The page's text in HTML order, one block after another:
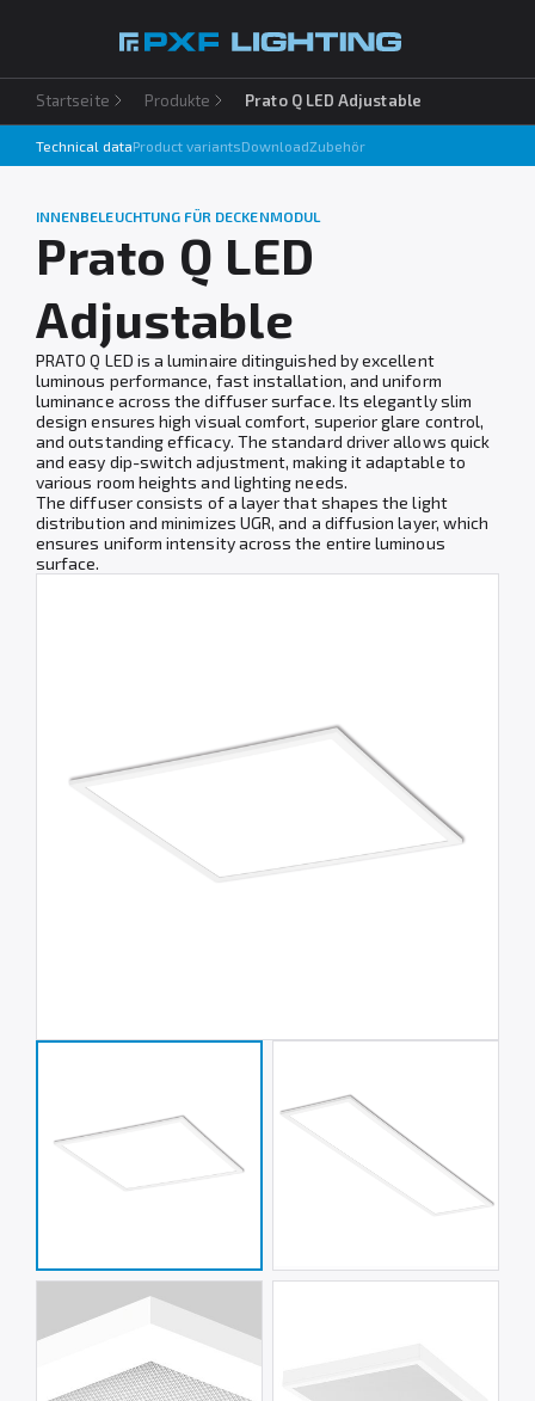
Produkte
Inspirationen
Unternehmen
Download
Kontakt
Startseite Produkte Prato Q LED Adjustable
Technical dataProduct variantsDownloadZubehör
INNENBELEUCHTUNG FÜR DECKENMODUL
Prato Q LED
Adjustable
PRATO Q LED is a luminaire ditinguished by excellent
luminous performance, fast installation, and uniform
luminance across the diffuser surface. Its elegantly slim
design ensures high visual comfort, superior glare control,
and outstanding efficacy. The standard driver allows quick
and easy dip-switch adjustment, making it adaptable to
various room heights and lighting needs.
The diffuser consists of a layer that shapes the light
distribution and minimizes UGR, and a diffusion layer, which
ensures uniform intensity across the entire luminous
surface.